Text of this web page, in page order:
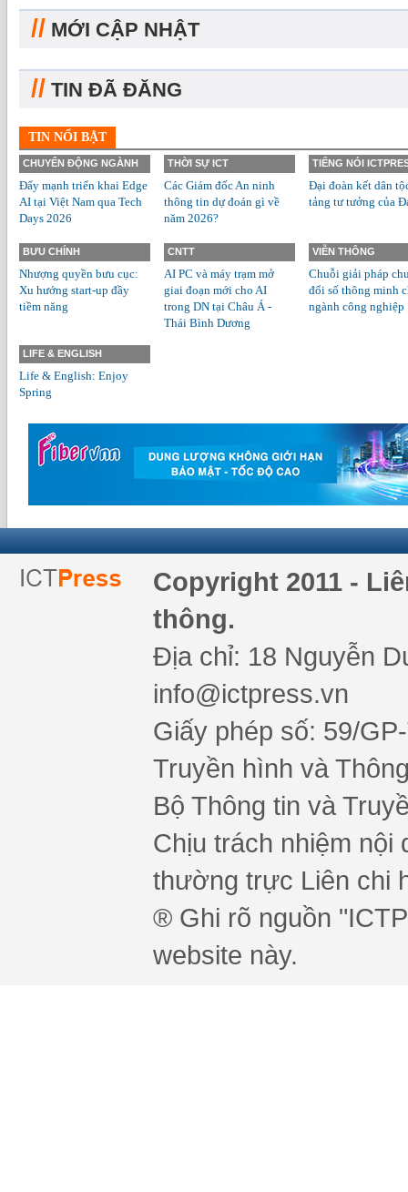
// MỚI CẬP NHẬT
// TIN ĐÃ ĐĂNG
TIN NỔI BẬT
CHUYỂN ĐỘNG NGÀNH
Đẩy mạnh triển khai Edge
AI tại Việt Nam qua Tech
Days 2026
THỜI SỰ ICT
Các Giám đốc An ninh
thông tin dự đoán gì về
năm 2026?
TIẾNG NÓI
Đại đoàn kết dân
tảng tư tưởng của
BƯU CHÍNH
Nhượng quyền bưu cục:
Xu hướng start-up đầy
tiềm năng
CNTT
AI PC và máy trạm mở
giai đoạn mới cho AI
trong DN tại Châu Á -
Thái Bình Dương
VIỄN THÔNG
Chuỗi giải pháp
đổi số thông minh
ngành công nghiệp
LIFE & ENGLISH
Life & English: Enjoy
Spring
Copyright 2011 -
thông.
Địa chỉ: 18 Nguyễn
info@ictpress.vn
Giấy phép số: 59/
Truyền hình và
Bộ Thông tin và
Chịu trách nhiệm nội
thường trực Liên chi
® Ghi rõ nguồn
website này.